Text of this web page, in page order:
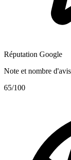
Réputation Google
Note et nombre
65/100